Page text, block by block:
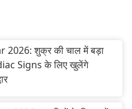
शुक्र की चाल में बड़ा
Signs के लिए खुलेंगे